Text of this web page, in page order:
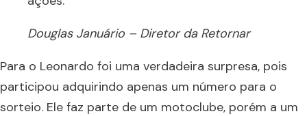
Douglas Januário – Diretor da Retornar
Para o Leonardo foi uma verdadeira surpresa, pois
participou adquirindo apenas um número para o
sorteio. Ele faz parte de um motoclube, porém a um